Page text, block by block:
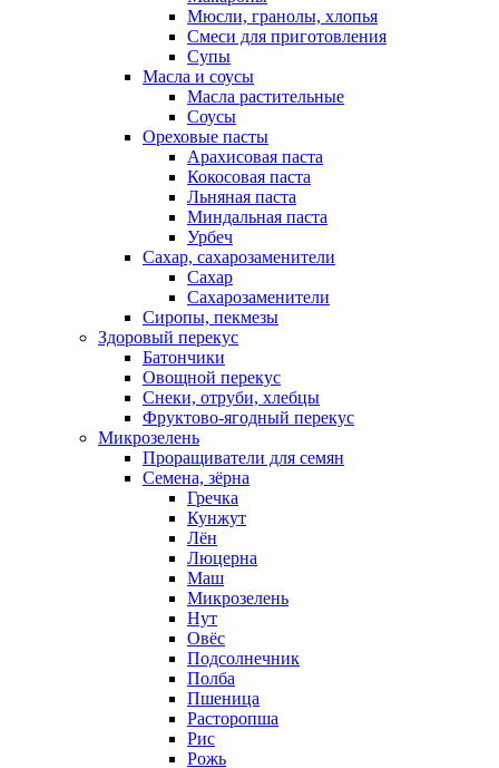
Мюсли, гранолы, хлопья
Смеси для приготовления
Супы
Масла и соусы
Масла растительные
Соусы
Ореховые пасты
Арахисовая паста
Кокосовая паста
Льняная паста
Миндальная паста
Урбеч
Сахар, сахарозаменители
Сахар
Сахарозаменители
Сиропы, пекмезы
Здоровый перекус
Батончики
Овощной перекус
Снеки, отруби, хлебцы
Фруктово-ягодный перекус
Микрозелень
Проращиватели для семян
Семена, зёрна
Гречка
Кунжут
Лён
Люцерна
Маш
Микрозелень
Нут
Овёс
Подсолнечник
Полба
Пшеница
Расторопша
Рис
Рожь